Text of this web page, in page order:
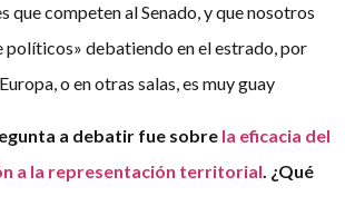
que competen al Senado, y que nosotros
políticos» debatiendo en el estrado, por
o en otras salas, es muy guay
a debatir fue sobre la eficacia del
a la representación territorial. ¿Qué